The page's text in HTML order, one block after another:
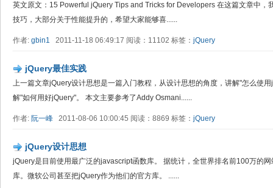
英文原文：15 Powerful jQuery Tips and Tricks for Developers 在这篇文章中，
技巧，大部分关于性能提升的，希望大家能够喜......
作者: gbin1 2011-11-18 06:49:17 阅读：11102 标签： jQuery
jQuery最佳实践
上一篇文章jQuery设计思想是一篇入门教程，从设计思想的角度，讲解"怎么使
解"如何用好jQuery"。 本文主要参考了Addy Osmani......
作者: 阮一峰 2011-08-06 10:00:45 阅读：8869 标签： jQuery
jQuery设计思想
jQuery是目前使用最广泛的javascript函数库。 据统计，全世界排名前100万的
库。微软公司甚至把jQuery作为他们的官方库。 ......